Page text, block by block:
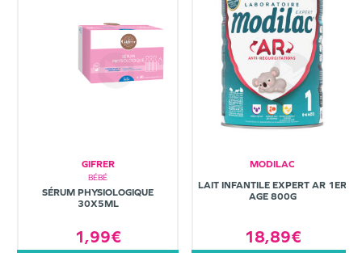
GIFRER
BÉBÉ
SÉRUM PHYSIOLOGIQUE
30X5ML
1,99€
MODILAC
LAIT INFANTILE EXPERT AR 1ER
AGE 800G
18,89€